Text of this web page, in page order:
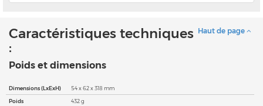
Haut de page
Caractéristiques techniques
:
Poids et dimensions
Dimensions (LxExH)
54 x 62 x 318 mm
Poids
432 g